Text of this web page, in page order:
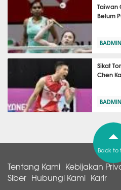
Taiwan
Belum
Sikat
Chen
Back to
Tentang Kami Kebijakan
Siber Hubungi Kami Karir